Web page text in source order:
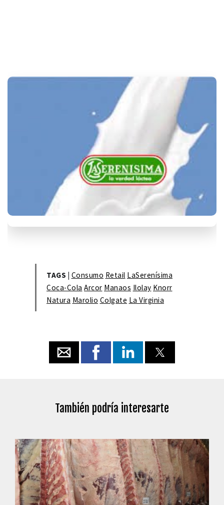
TAGS | Consumo Retail LaSerenísima
Coca-Cola Arcor Manaos Ilolay Knorr
Natura Marolio Colgate La Virginia
También podría interesarte